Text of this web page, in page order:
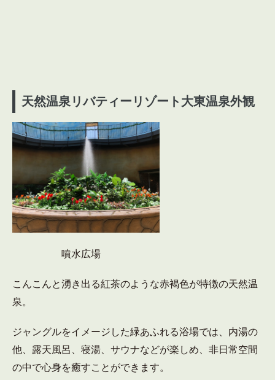
天然温泉リバティーリゾート大東温泉外観
噴水広場
こんこんと湧き出る紅茶のような赤褐色が特徴の天然温
泉。
ジャングルをイメージした緑あふれる浴場では、内湯の
他、露天風呂、寝湯、サウナなどが楽しめ、非日常空間
の中で心身を癒すことができます。